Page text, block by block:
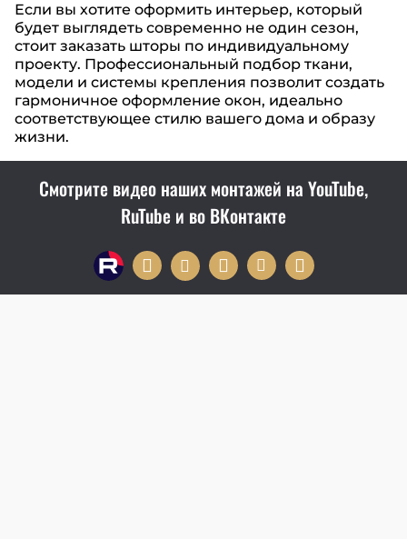
Если вы хотите оформить интерьер, который
будет выглядеть современно не один сезон,
стоит заказать шторы по индивидуальному
проекту. Профессиональный подбор ткани,
модели и системы крепления позволит создать
гармоничное оформление окон, идеально
соответствующее стилю вашего дома и образу
жизни.
Смотрите видео наших монтажей на YouTube,
RuTube и во ВКонтакте